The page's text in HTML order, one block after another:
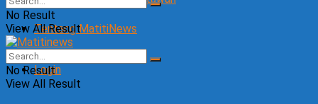
Tentang MatitiNews
Login
No Result
View All Result
No Result
View All Result